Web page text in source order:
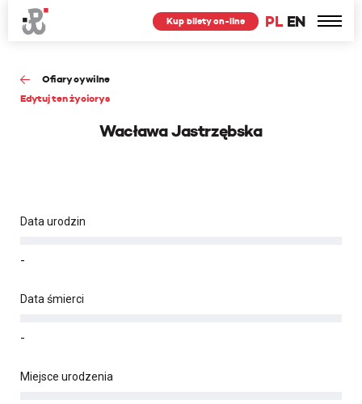
PL EN
Kup bilety on-line
Ofiary cywilne
Edytuj ten życiorys
Wacława Jastrzębska
Data urodzin
-
Data śmierci
-
Miejsce urodzenia